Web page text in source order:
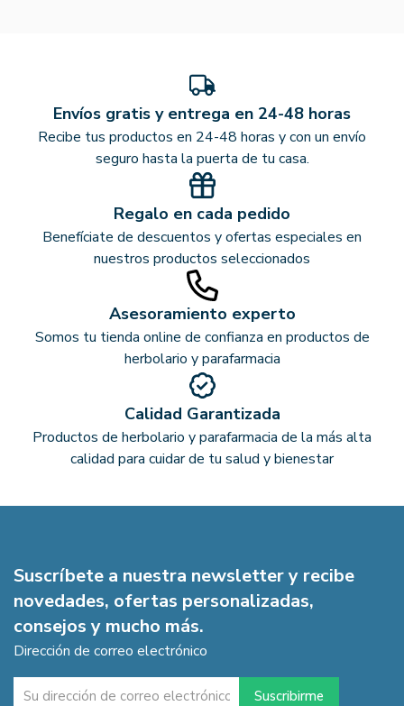
Envíos gratis y entrega en 24-48 horas
Recibe tus productos en 24-48 horas y con un envío
seguro hasta la puerta de tu casa.
Regalo en cada pedido
Benefíciate de descuentos y ofertas especiales en
nuestros productos seleccionados
Asesoramiento experto
Somos tu tienda online de confianza en productos de
herbolario y parafarmacia
Calidad Garantizada
Productos de herbolario y parafarmacia de la más alta
calidad para cuidar de tu salud y bienestar
Suscríbete a nuestra newsletter y recibe
novedades, ofertas personalizadas,
consejos y mucho más.
Dirección de correo electrónico